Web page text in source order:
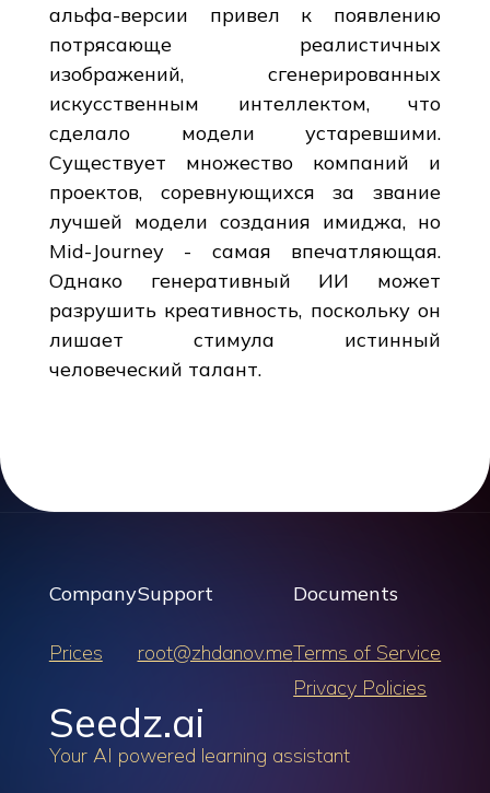
альфа-версии привел к появлению
потрясающе реалистичных
изображений, сгенерированных
искусственным интеллектом, что
сделало модели устаревшими.
Существует множество компаний и
проектов, соревнующихся за звание
лучшей модели создания имиджа, но
Mid-Journey - самая впечатляющая.
Однако генеративный ИИ может
разрушить креативность, поскольку он
лишает стимула истинный
человеческий талант.
Company
Prices
Support
root@zhdanov.me
Documents
Terms of Service
Privacy Policies
Seedz.ai
Your AI powered learning assistant